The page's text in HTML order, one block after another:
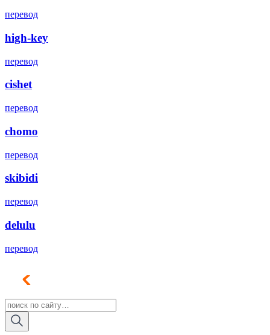
перевод
high-key
перевод
cishet
перевод
chomo
перевод
skibidi
перевод
delulu
перевод